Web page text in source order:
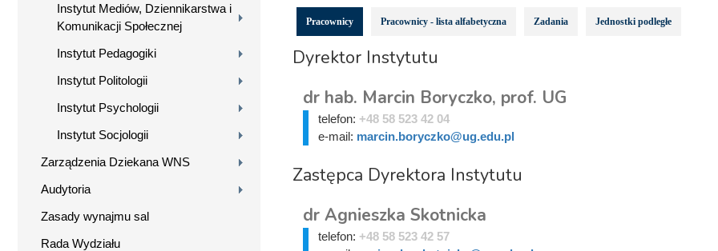
Instytut Mediów, Dziennikarstwa i
Komunikacji Społecznej
Instytut Pedagogiki
Instytut Politologii
Instytut Psychologii
Instytut Socjologii
Zarządzenia Dziekana WNS
Audytoria
Zasady wynajmu sal
Rada Wydziału
Pracownicy Pracownicy - lista alfabetyczna Zadania Jednostki podległe
Dyrektor Instytutu
dr hab. Marcin Boryczko, prof. UG
telefon: +48 58 523 42 04
e-mail: marcin.boryczko@ug.edu.pl
Zastępca Dyrektora Instytutu
dr Agnieszka Skotnicka
telefon: +48 58 523 42 57